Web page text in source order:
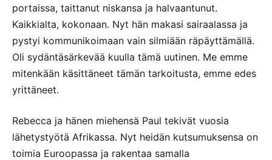
portaissa, taittanut niskansa ja halvaantunut.
Kaikkialta, kokonaan. Nyt hän makasi sairaalassa ja
pystyi kommunikoimaan vain silmiään räpäyttämällä.
Oli sydäntäsärkevää kuulla tämä uutinen. Me emme
mitenkään käsittäneet tämän tarkoitusta, emme edes
yrittäneet.
Rebecca ja hänen miehensä Paul tekivät vuosia
lähetystyötä Afrikassa. Nyt heidän kutsumuksensa on
toimia Euroopassa ja rakentaa samalla